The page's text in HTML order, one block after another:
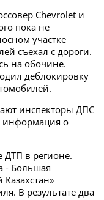
Chevrolet и
пока не
участке
съехал с дороги.
на обочине.
деблокировку
инспекторы ДПС
информация о
ДТП в регионе.
- Большая
В результате два